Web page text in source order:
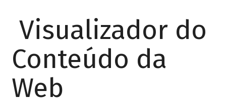
Visualizador do
Conteúdo da
Web